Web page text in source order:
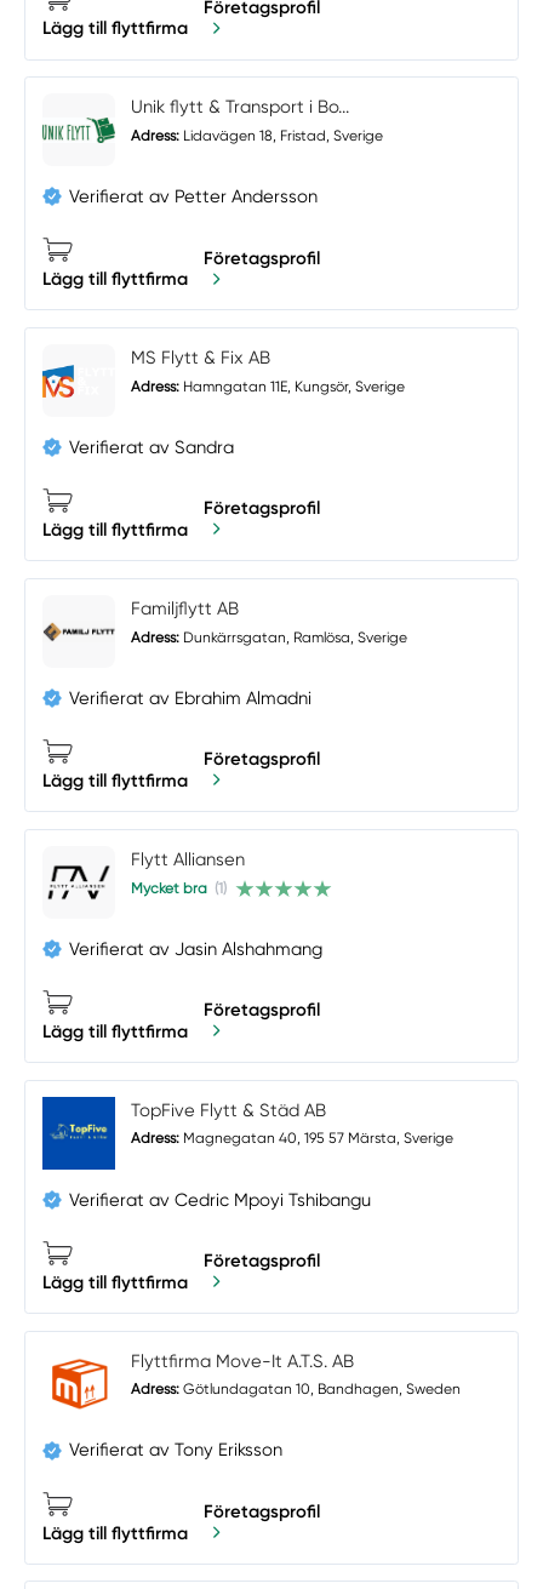
Lägg till flyttfirma
Företagsprofil
Unik flytt & Transport i Bo...
Adress: Lidavägen 18, Fristad, Sverige
Verifierat av Petter Andersson
Lägg till flyttfirma
Företagsprofil
MS Flytt & Fix AB
Adress: Hamngatan 11E, Kungsör, Sverige
Verifierat av Sandra
Lägg till flyttfirma
Företagsprofil
Familjflytt AB
Adress: Dunkärrsgatan, Ramlösa, Sverige
Verifierat av Ebrahim Almadni
Lägg till flyttfirma
Företagsprofil
Flytt Alliansen
Mycket bra (1)
Verifierat av Jasin Alshahmang
Lägg till flyttfirma
Företagsprofil
TopFive Flytt & Städ AB
Adress: Magnegatan 40, 195 57 Märsta, Sverige
Verifierat av Cedric Mpoyi Tshibangu
Lägg till flyttfirma
Företagsprofil
Flyttfirma Move-It A.T.S. AB
Adress: Götlundagatan 10, Bandhagen, Sweden
Verifierat av Tony Eriksson
Lägg till flyttfirma
Företagsprofil